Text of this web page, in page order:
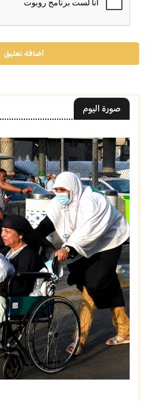
أضافة تعليق
صورة اليوم